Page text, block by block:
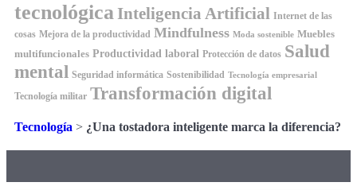
tecnológica Inteligencia Artificial Internet de las
cosas Mejora de la productividad Mindfulness Moda sostenible Muebles
multifuncionales Productividad laboral Protección de datos Salud
mental Seguridad informática Sostenibilidad Tecnología empresarial
Tecnología militar Transformación digital
Tecnología > ¿Una tostadora inteligente marca la diferencia?